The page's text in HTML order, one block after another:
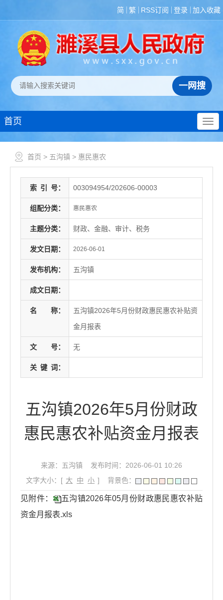
简 繁 RSS订阅 登录 加入收藏
首页
首页 > 五沟镇 > 惠民惠农
索 引 号： 003094954/202606-00003
组配分类： 惠民惠农
主题分类： 财政、金融、审计、税务
发文日期： 2026-06-01
发布机构： 五沟镇
成文日期：
名 称：
五沟镇2026年5月份财政惠民惠农补贴资
金月报表
文 号： 无
关 键 词：
五沟镇2026年5月份财政
惠民惠农补贴资金月报表
来源：五沟镇
发布时间：2026-06-01 10:26
文字大小：[ 大 中 小 ] 背景色：
见附件：
五沟镇2026年05月份财政惠民惠农补贴
资金月报表.xls